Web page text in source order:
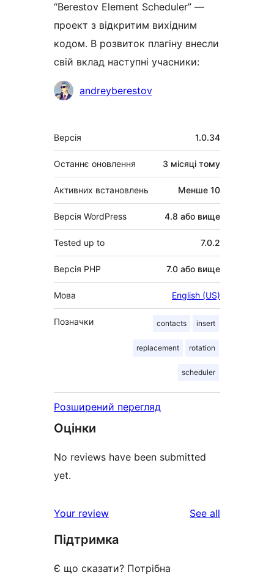
“Berestov Element Scheduler” —
проект з відкритим вихідним
кодом. В розвиток плагіну внесли
свій вклад наступні учасники:
Учасникиandreyberestov
Мета
Версія 1.0.34
Останнє оновлення 3 місяці тому
Активних встановлень Менше 10
Версія WordPress 4.8 або вище
Tested up to 7.0.2
Версія PHP 7.0 або вище
Мова English (US)
Позначки contacts insert
replacement rotation
scheduler
Розширений перегляд
Оцінки
No reviews have been submitted
yet.
Your review See all
Підтримка
Є що сказати? Потрібна